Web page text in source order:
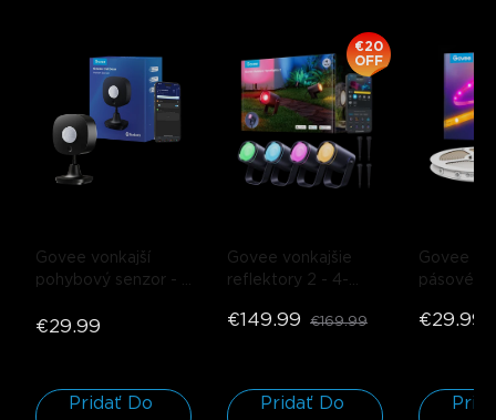
Govee vonkajší
pohybový senzor -
€29.99
Pridať Do
Govee vonkajšie
reflektory 2 - 4-
€20
OFF
€149.99 €169.99
Pridať Do
Govee
pásové
povlakom
€29.99